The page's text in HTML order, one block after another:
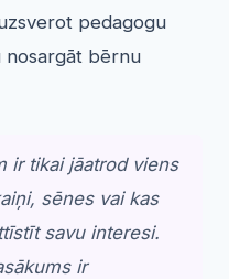
pedagogu
nosargāt bērnu
ir tikai jāatrod viens
sēnes vai kas
savu interesi.
ir